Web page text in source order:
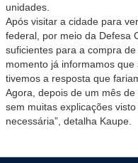
unidades.
Após visitar a cidade para
federal, por meio da Defesa
suficientes para a compra
momento já informamos
tivemos a resposta que
Agora, depois de um mês
sem muitas explicações
necessária”, detalha Kaupe.